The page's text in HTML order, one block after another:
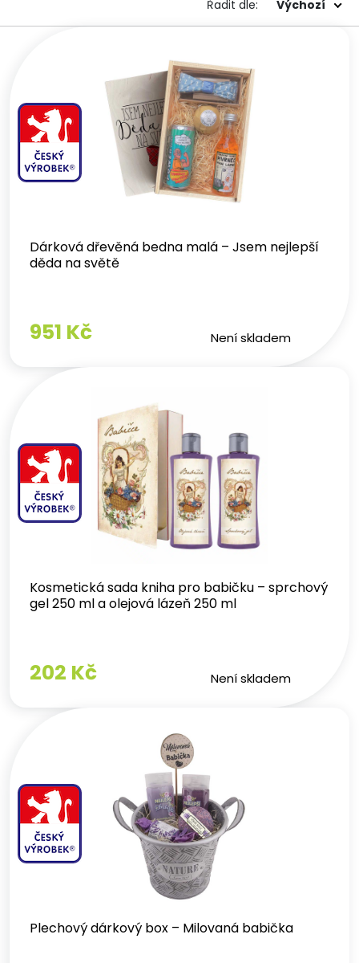
Řadit dle: Výchozí
Dárková dřevěná bedna malá – Jsem nejlepší
děda na světě
951 Kč Není skladem
Kosmetická sada kniha pro babičku – sprchový
gel 250 ml a olejová lázeň 250 ml
202 Kč Není skladem
Plechový dárkový box – Milovaná babička